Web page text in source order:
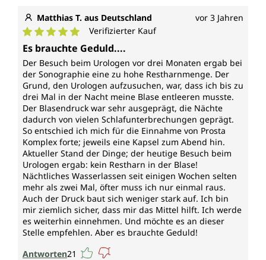
Matthias T. aus Deutschland vor 3 Jahren
Durchschnittliche Bewertung von 5 von 5 Sternen
Verifizierter Kauf
Es brauchte Geduld....
Der Besuch beim Urologen vor drei Monaten ergab bei
der Sonographie eine zu hohe Restharnmenge. Der
Grund, den Urologen aufzusuchen, war, dass ich bis zu
drei Mal in der Nacht meine Blase entleeren musste.
Der Blasendruck war sehr ausgeprägt, die Nächte
dadurch von vielen Schlafunterbrechungen geprägt.
So entschied ich mich für die Einnahme von Prosta
Komplex forte; jeweils eine Kapsel zum Abend hin.
Aktueller Stand der Dinge; der heutige Besuch beim
Urologen ergab: kein Restharn in der Blase!
Nächtliches Wasserlassen seit einigen Wochen selten
mehr als zwei Mal, öfter muss ich nur einmal raus.
Auch der Druck baut sich weniger stark auf. Ich bin
mir ziemlich sicher, dass mir das Mittel hilft. Ich werde
es weiterhin einnehmen. Und möchte es an dieser
Stelle empfehlen. Aber es brauchte Geduld!
Antworten21